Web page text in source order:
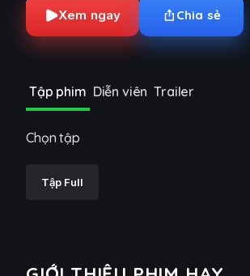
Xem ngay Chia sẻ
Tập phim Diễn viên Trailer
Chọn tập
Tập Full